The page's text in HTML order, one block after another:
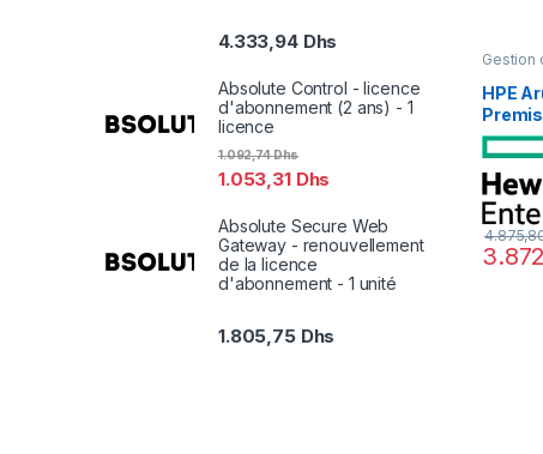
Gestion
HPE
licence
ans) –
4.333,94 Dhs
Absolute Control - licence
d'abonnement (2 ans) - 1
licence
1.053,31 Dhs
1.092,74Dhs
Absolute Secure Web
Gateway - renouvellement
de la licence
d'abonnement - 1 unité
1.805,75 Dhs